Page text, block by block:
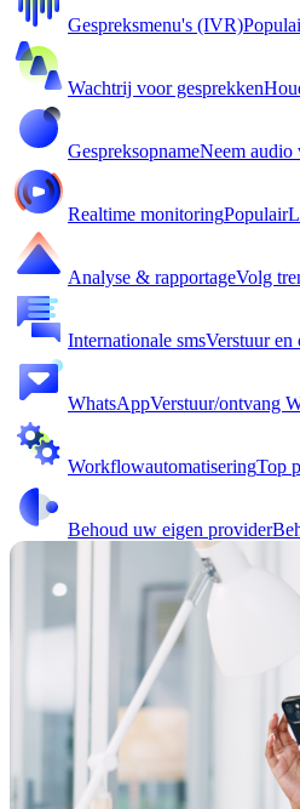
Gespreksmenu's (IVR)
Wachtrij voor gesprekken
GespreksopnameNeem audio
Realtime monitoringPopulair
Analyse & rapportageVolg
Internationale smsVerstuur en
WhatsAppVerstuur/ontvang
WorkflowautomatiseringTop
Behoud uw eigen provider